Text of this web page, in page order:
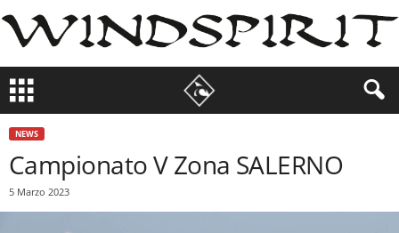
NEWS
Campionato V Zona SALERNO
5 Marzo 2023